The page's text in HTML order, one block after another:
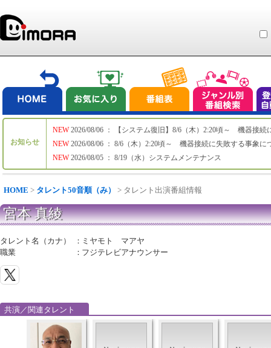
お知らせ
NEW
NEW
NEW
2026/08/06 ： 【システム復旧】8/6（木）2:20頃～ 機器接続
2026/08/06 ： 8/6（木）2:20頃～ 機器接続に失敗する事象に
2026/08/05 ： 8/19（水）システムメンテナンス
HOME > タレント50音順（み） > タレント出演番組情報
宮本 真綾
タレント名（カナ） ： ミヤモト マアヤ
職業
： フジテレビアナウンサー
共演／関連タレント